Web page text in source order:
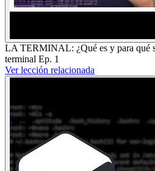
LA TERMINAL: ¿Qué es y para qué
terminal Ep. 1
Ver lección relacionada